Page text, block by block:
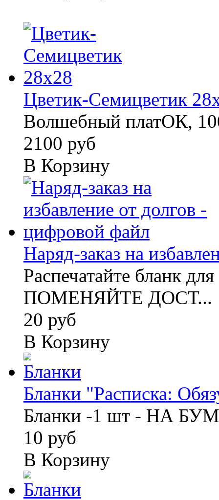
Цветик-Семицветик
Волшебный платОК,
2100 руб
В Корзину
Наряд-заказ на
Распечатайте бланк
ПОМЕНЯЙТЕ ДОСТ...
20 руб
В Корзину
Бланки "Расписка:
Бланки -1 шт - НА
10 руб
В Корзину